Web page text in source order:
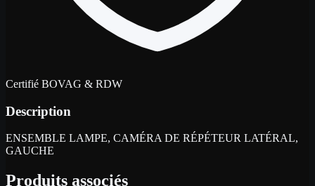
Certifié BOVAG & RDW
Description
ENSEMBLE LAMPE, CAMÉRA DE RÉPÉTEUR LATÉRAL,
GAUCHE
Produits associés